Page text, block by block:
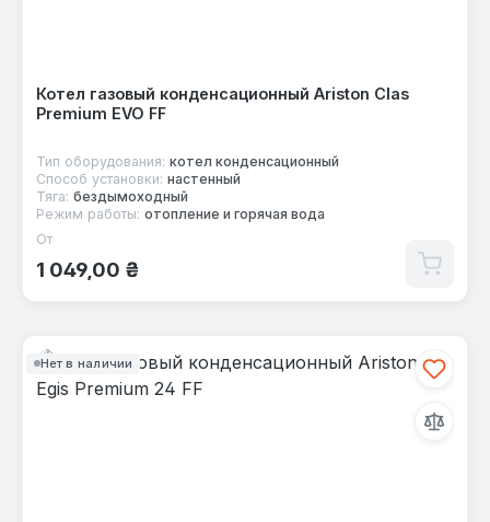
Котел газовый конденсационный Ariston Clas
Premium EVO FF
Тип оборудования: котел конденсационный
Способ установки: настенный
Тяга: бездымоходный
Режим работы: отопление и горячая вода
Обычная цена:
От
1 049,00 ₴
Нет в наличии